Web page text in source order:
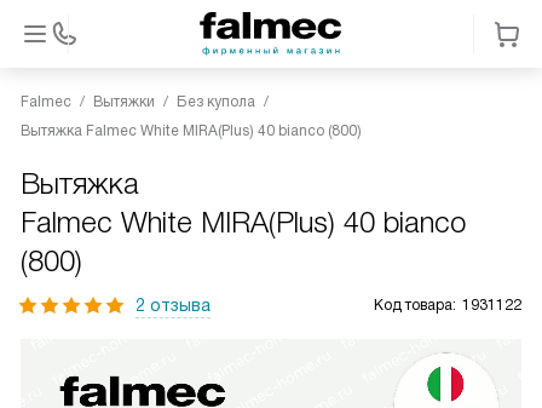
Falmec Вытяжки
Без купола
Вытяжка Falmec White MIRA(Plus) 40 bianco (800)
Вытяжка
Falmec White MIRA(Plus) 40 bianco
(800)
2 отзыва Код товара: 1931122